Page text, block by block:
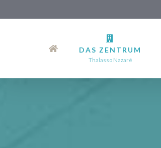
DAS ZENTRUM
Thalasso Nazaré